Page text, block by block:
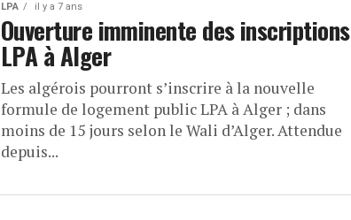
LPA il y a 7 ans
Ouverture imminente des inscriptions
LPA à Alger
Les algérois pourront s’inscrire à la nouvelle
formule de logement public LPA à Alger ; dans
moins de 15 jours selon le Wali d’Alger. Attendue
depuis...